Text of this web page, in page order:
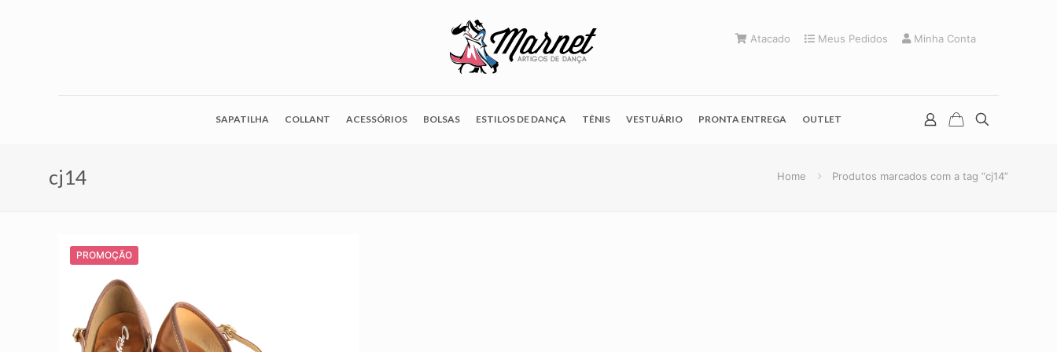
SAPATILHA COLLANT ACESSÓRIOS BOLSAS ESTILOS DE DANÇA TÊNIS VESTUÁRIO PRONTA ENTREGA OUTLET
Atacado Meus Pedidos Minha Conta
cj14 Home Produtos marcados com a tag “cj14”
PROMOÇÃO